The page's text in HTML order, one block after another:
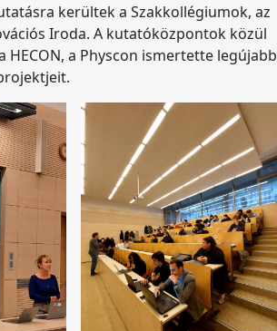
kerültek a Szakkollégiumok, az
Iroda. A kutatóközpontok közül
HECON, a Physcon ismertette legújabb